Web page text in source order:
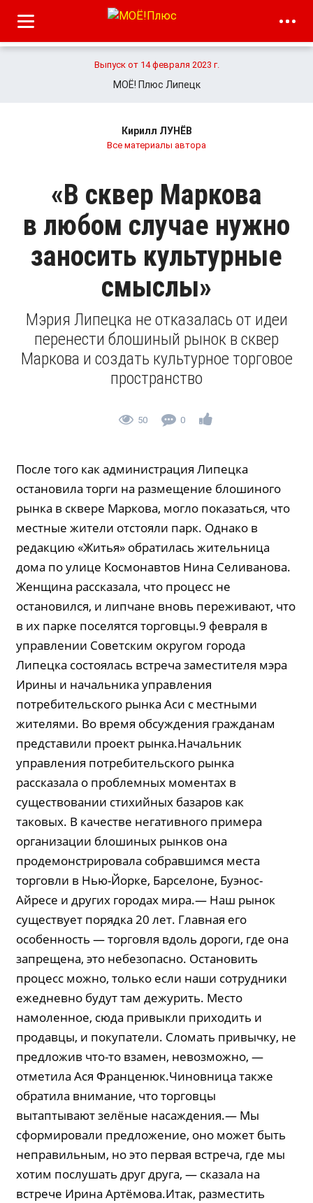
Выпуск от 14 февраля 2023 г.
МОЁ! Плюс Липецк
Кирилл ЛУНЁВ
Все материалы автора
«В сквер Маркова
в любом случае нужно
заносить культурные
смыслы»
Мэрия Липецка не отказалась от идеи
перенести блошиный рынок в сквер
Маркова и создать культурное торговое
пространство
50 0
После того как администрация Липецка
остановила торги на размещение блошиного
рынка в сквере Маркова, могло показаться, что
местные жители отстояли парк. Однако в
редакцию «Житья» обратилась жительница
дома по улице Космонавтов Нина Селиванова.
Женщина рассказала, что процесс не
остановился, и липчане вновь переживают, что
в их парке поселятся торговцы.9 февраля в
управлении Советским округом города
Липецка состоялась встреча заместителя мэра
Ирины и начальника управления
потребительского рынка Аси с местными
жителями. Во время обсуждения гражданам
представили проект рынка.Начальник
управления потребительского рынка
рассказала о проблемных моментах в
существовании стихийных базаров как
таковых. В качестве негативного примера
организации блошиных рынков она
продемонстрировала собравшимся места
торговли в Нью-Йорке, Барселоне, Буэнос-
Айресе и других городах мира.— Наш рынок
существует порядка 20 лет. Главная его
особенность — торговля вдоль дороги, где она
запрещена, это небезопасно. Остановить
процесс можно, только если наши сотрудники
ежедневно будут там дежурить. Место
намоленное, сюда привыкли приходить и
продавцы, и покупатели. Сломать привычку, не
предложив что-то взамен, невозможно, —
отметила Ася Франценюк.Чиновница также
обратила внимание, что торговцы
вытаптывают зелёные насаждения.— Мы
сформировали предложение, оно может быть
неправильным, но это первая встреча, где мы
хотим послушать друг друга, — сказала на
встрече Ирина Артёмова.Итак, разместить